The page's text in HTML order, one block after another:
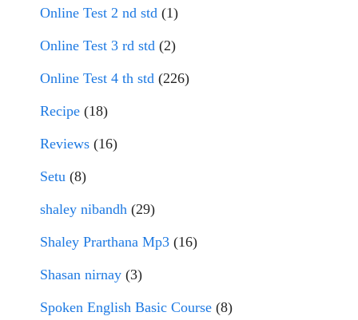
Online Test 2 nd std (1)
Online Test 3 rd std (2)
Online Test 4 th std (226)
Recipe (18)
Reviews (16)
Setu (8)
shaley nibandh (29)
Shaley Prarthana Mp3 (16)
Shasan nirnay (3)
Spoken English Basic Course (8)